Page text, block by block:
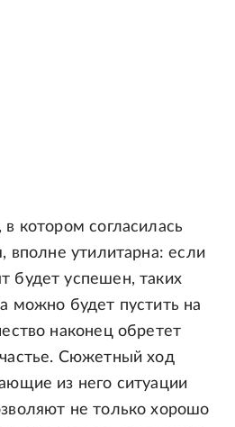
котором согласилась
вполне утилитарна: если
будет успешен, таких
можно будет пустить на
наконец обретет
Сюжетный ход
из него ситуации
не только хорошо